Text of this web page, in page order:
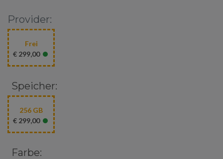
Provider:
Frei
€ 299,00 •
Speicher:
256 GB
€ 299,00 •
Farbe: